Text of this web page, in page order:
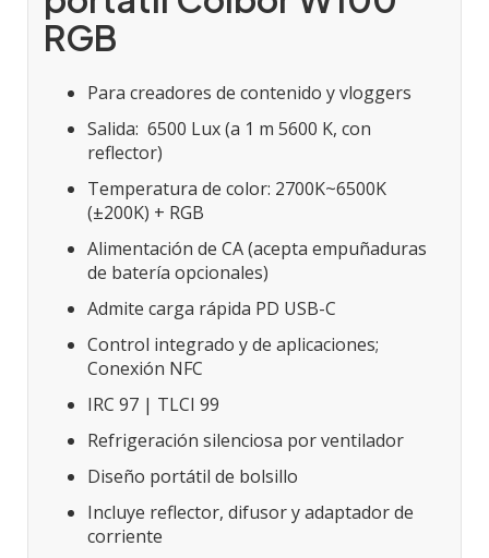
RGB
Para creadores de contenido y vloggers
Salida: 6500 Lux (a 1 m 5600 K, con
reflector)
Temperatura de color: 2700K~6500K
(±200K) + RGB
Alimentación de CA (acepta empuñaduras
de batería opcionales)
Admite carga rápida PD USB-C
Control integrado y de aplicaciones;
Conexión NFC
IRC 97 | TLCI 99
Refrigeración silenciosa por ventilador
Diseño portátil de bolsillo
Incluye reflector, difusor y adaptador de
corriente